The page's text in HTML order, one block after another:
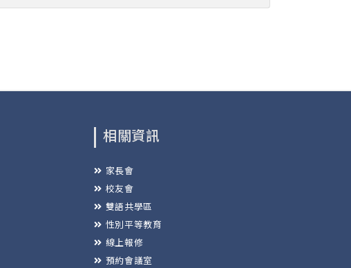
相關資訊
家長會
校友會
雙語共學區
性別平等教育
線上報修
預約會議室